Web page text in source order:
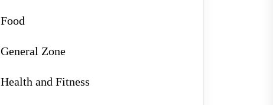
Food
General Zone
Health and Fitness